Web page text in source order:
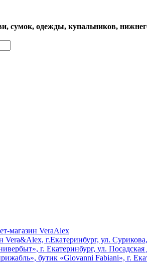
сумок, одежды, купальников,
магазин VeraAlex
Vera&Alex, г.Екатеринбург, ул.
г. Екатеринбург, ул.
бутик «Giovanni Fabiani», г.